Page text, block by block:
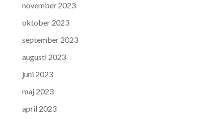
november 2023
oktober 2023
september 2023
augusti 2023
juni 2023
maj 2023
april 2023